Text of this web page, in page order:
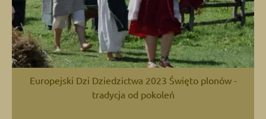
Europejski Dzi Dziedzictwa 2023 Święto plonów -
tradycja od pokoleń